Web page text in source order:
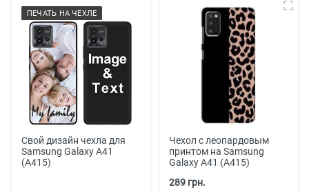
ПЕЧАТЬ НА ЧЕХЛЕ
Свой дизайн чехла для
Samsung Galaxy A41
(A415)
Чехол с леопардовым
принтом на Samsung
Galaxy A41 (A415)
289 грн.